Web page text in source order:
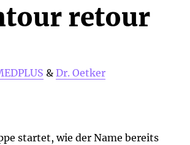
retour
&Dr. Oetker
startet, wie der Name bereits